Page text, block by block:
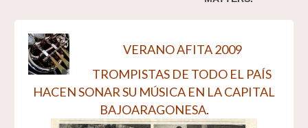
VERANO AFITA 2009
TROMPISTAS DE TODO EL PAÍS
HACEN SONAR SU MÚSICA EN LA CAPITAL
BAJOARAGONESA.